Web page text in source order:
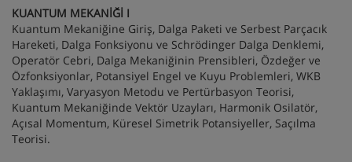
KUANTUM MEKANİĞİ I
Kuantum Mekaniğine Giriş, Dalga Paketi ve Serbest Parçacık
Hareketi, Dalga Fonksiyonu ve Schrödinger Dalga Denklemi,
Operatör Cebri, Dalga Mekaniğinin Prensibleri, Özdeğer ve
Özfonksiyonlar, Potansiyel Engel ve Kuyu Problemleri, WKB
Yaklaşımı, Varyasyon Metodu ve Pertürbasyon Teorisi,
Kuantum Mekaniğinde Vektör Uzayları, Harmonik Osilatör,
Açısal Momentum, Küresel Simetrik Potansiyeller, Saçılma
Teorisi.